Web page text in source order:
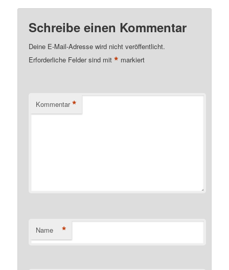
Schreibe einen Kommentar
Deine E-Mail-Adresse wird nicht veröffentlicht.
Erforderliche Felder sind mit* markiert
Kommentar *
Name *